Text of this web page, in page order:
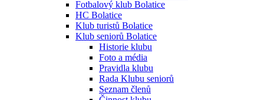
Fotbalový klub Bolatice
HC Bolatice
Klub turistů Bolatice
Klub seniorů Bolatice
Historie klubu
Foto a média
Pravidla klubu
Rada Klubu seniorů
Seznam členů